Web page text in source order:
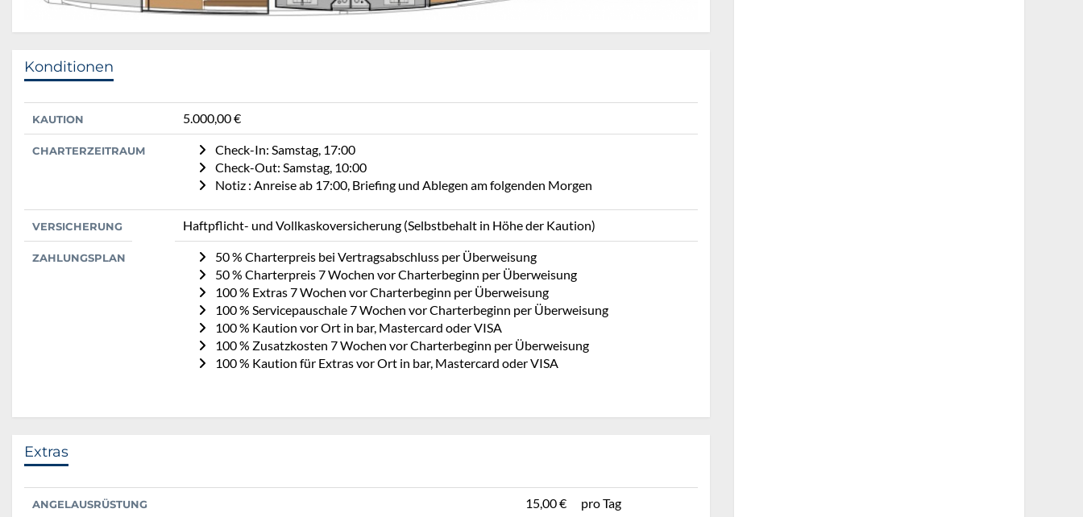
Konditionen
KAUTION 5.000,00 €
CHARTERZEITRAUM
Check-In: Samstag, 17:00
Check-Out: Samstag, 10:00
Notiz : Anreise ab 17:00, Briefing und Ablegen am folgenden Morgen
VERSICHERUNG Haftpflicht- und Vollkaskoversicherung (Selbstbehalt in Höhe der Kaution)
ZAHLUNGSPLAN
50 % Charterpreis bei Vertragsabschluss per Überweisung
50 % Charterpreis 7 Wochen vor Charterbeginn per Überweisung
100 % Extras 7 Wochen vor Charterbeginn per Überweisung
100 % Servicepauschale 7 Wochen vor Charterbeginn per Überweisung
100 % Kaution vor Ort in bar, Mastercard oder VISA
100 % Zusatzkosten 7 Wochen vor Charterbeginn per Überweisung
100 % Kaution für Extras vor Ort in bar, Mastercard oder VISA
Extras
ANGELAUSRÜSTUNG 15,00 € pro Tag